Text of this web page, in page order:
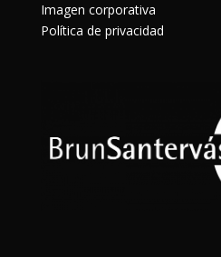
Imagen corporativa
Política de privacidad